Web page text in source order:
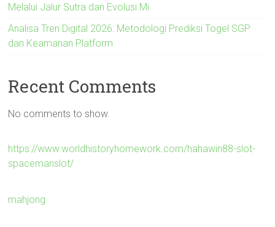
Melalui Jalur Sutra dan Evolusi Mi
Analisa Tren Digital 2026: Metodologi Prediksi Togel SGP
dan Keamanan Platform
Recent Comments
No comments to show.
https://www.worldhistoryhomework.com/hahawin88-slot-
spacemanslot/
mahjong